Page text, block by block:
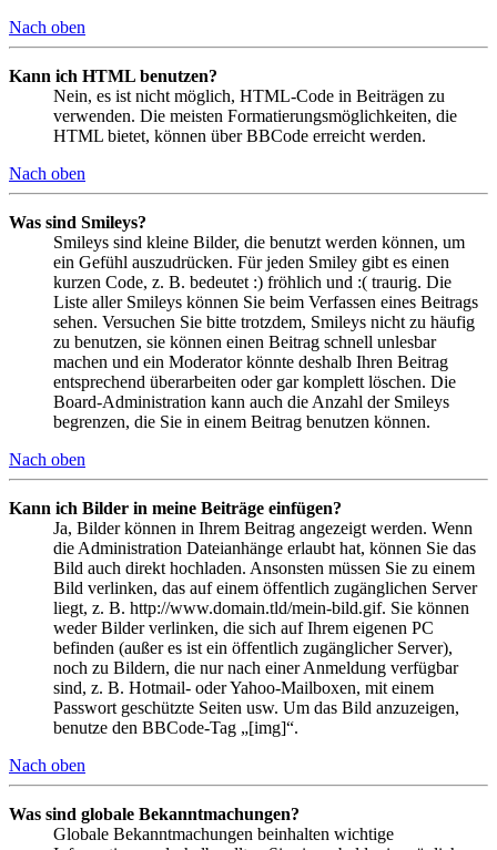
Nach oben
Kann ich HTML benutzen?
Nein, es ist nicht möglich, HTML-Code in Beiträgen zu
verwenden. Die meisten Formatierungsmöglichkeiten, die
HTML bietet, können über BBCode erreicht werden.
Nach oben
Was sind Smileys?
Smileys sind kleine Bilder, die benutzt werden können, um
ein Gefühl auszudrücken. Für jeden Smiley gibt es einen
kurzen Code, z. B. bedeutet :) fröhlich und :( traurig. Die
Liste aller Smileys können Sie beim Verfassen eines Beitrags
sehen. Versuchen Sie bitte trotzdem, Smileys nicht zu häufig
zu benutzen, sie können einen Beitrag schnell unlesbar
machen und ein Moderator könnte deshalb Ihren Beitrag
entsprechend überarbeiten oder gar komplett löschen. Die
Board-Administration kann auch die Anzahl der Smileys
begrenzen, die Sie in einem Beitrag benutzen können.
Nach oben
Kann ich Bilder in meine Beiträge einfügen?
Ja, Bilder können in Ihrem Beitrag angezeigt werden. Wenn
die Administration Dateianhänge erlaubt hat, können Sie das
Bild auch direkt hochladen. Ansonsten müssen Sie zu einem
Bild verlinken, das auf einem öffentlich zugänglichen Server
liegt, z. B. http://www.domain.tld/mein-bild.gif. Sie können
weder Bilder verlinken, die sich auf Ihrem eigenen PC
befinden (außer es ist ein öffentlich zugänglicher Server),
noch zu Bildern, die nur nach einer Anmeldung verfügbar
sind, z. B. Hotmail- oder Yahoo-Mailboxen, mit einem
Passwort geschützte Seiten usw. Um das Bild anzuzeigen,
benutze den BBCode-Tag „[img]“.
Nach oben
Was sind globale Bekanntmachungen?
Globale Bekanntmachungen beinhalten wichtige